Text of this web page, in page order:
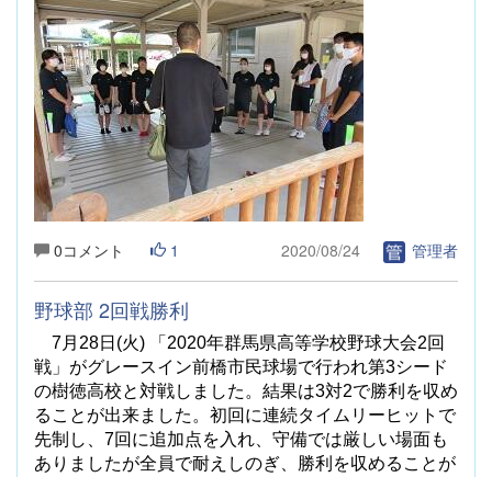
0コメント 1 2020/08/24 管理者
野球部 2回戦勝利
7月 28日 (火) 「 2020年群馬県高等学校野球大会2回
戦」がグレースイン前橋市民球場で行われ第3シード
の樹徳高校と対戦しました。結果は3対2で勝利を収め
ることが出来ました。初回に連続タイムリーヒットで
先制し、 7回に追加点を入れ、守備では厳しい場面も
ありましたが全員で耐えしのぎ、勝利を収めることが